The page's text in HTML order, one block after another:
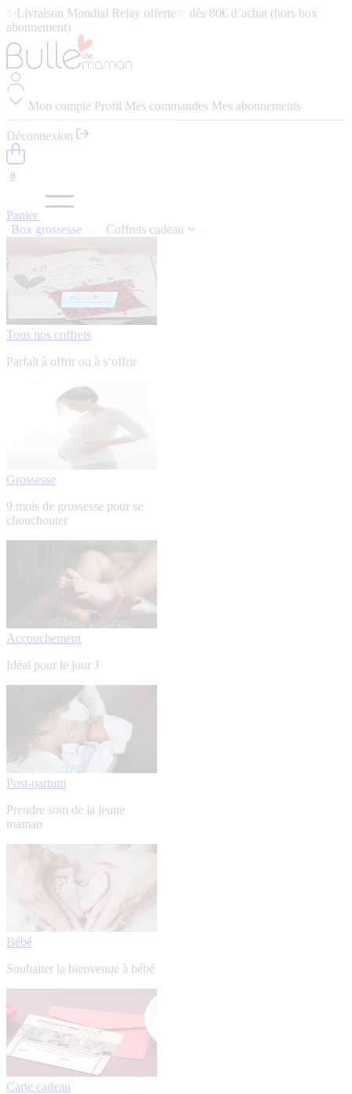
✨Livraison Mondial Relay offerte✨ dès 80€ d’achat (hors box
abonnement)
⭐️ 4,9/5 (57 avis google) ⭢
Mon compte Profil Mes commandes Mes abonnements
Déconnexion
0
Panier
Box grossesse
Coffrets cadeau
Tous nos coffrets
Parfait à offrir ou à s‘offrir
Grossesse
9 mois de grossesse pour se
chouchouter
Accouchement
Idéal pour le jour J
Post-partum
Prendre soin de la jeune
maman
Bébé
Souhaiter la bienvenue à bébé
Carte cadeau